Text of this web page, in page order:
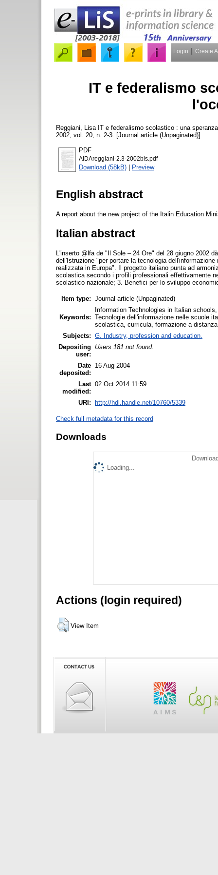
Login Create
IT e federalismo
Reggiani, Lisa IT e federalismo scolastico : una
2002, vol. 20, n. 2-3. [Journal article (Unpaginated)]
PDF
AIDAreggiani-2.3-2002bis.pdf
Download (58kB) | Preview
English abstract
A report about the new project of the Italin Education
Italian abstract
L'inserto @lfa de "Il Sole – 24 Ore" del 28 giugno 2002
dell'Istruzione "per portare la tecnologia
realizzata in Europa". Il progetto italiano punta ad
scolastica secondo i profili professionali effettivamente
scolastico nazionale; 3. Benefici per lo sviluppo
Item type: Journal article (Unpaginated)
Keywords:
Information Technologies in Italian
Tecnologie dell'informazione nelle scuole
scolastica, curricula, formazione a distanza
Subjects: G. Industry, profession and education.
Depositing
user:
Users 181 not found.
Date
deposited:
16 Aug 2004
Last
modified:
02 Oct 2014 11:59
URI: http://hdl.handle.net/10760/5339
Check full metadata for this record
Downloads
Loading...
Actions (login required)
View Item